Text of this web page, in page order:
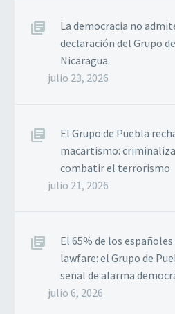
La democracia no
declaración del Grupo
Nicaragua
julio 23, 2026
El Grupo de Puebla
macartismo:
combatir el terrorismo
julio 21, 2026
El 65% de los
lawfare: el Grupo de
señal de alarma
julio 6, 2026